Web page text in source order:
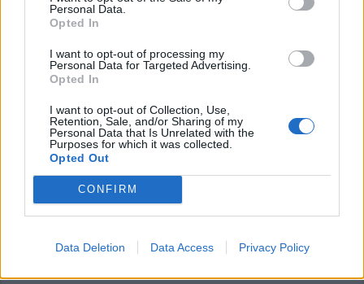
Personal Data.
Opted In
I want to opt-out of processing my
Personal Data for Targeted Advertising.
Opted In
I want to opt-out of Collection, Use,
Retention, Sale, and/or Sharing of my
Personal Data that Is Unrelated with the
Purposes for which it was collected.
Opted Out
CONFIRM
Data Deletion Data Access Privacy Policy
Commenti
articolo.
L'email è richiesta ma non verrà mostrata ai visitatori. Il contenuto di questo
commento esprime il pensiero dell'autore e non rappresenta la linea editoriale
commenti non sono testi giornalistici, ma post inviati dai singoli lettori che
possono essere automaticamente pubblicati senza filtro preventivo. I commenti
che includano uno o più link a siti esterni verranno rimossi in automatico dal